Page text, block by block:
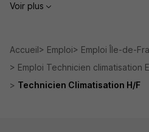
Voir plus
Accueil Emploi Emploi Île-de-
Emploi Technicien climatisation
Technicien Climatisation H/F